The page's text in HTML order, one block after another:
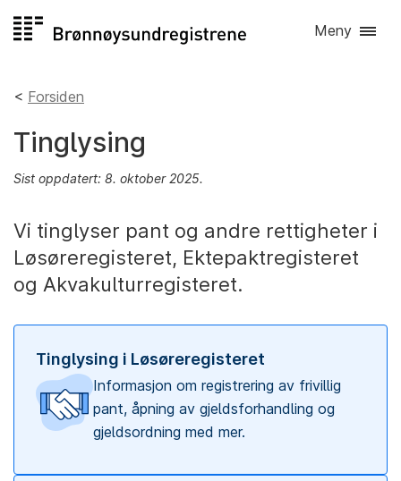
til
Meny
Forsiden
Tinglysing
Sist oppdatert: 8. oktober 2025.
Vi tinglyser pant og andre rettigheter i
Løsøreregisteret, Ektepaktregisteret
og Akvakulturregisteret.
Tinglysing i Løsøreregisteret
Informasjon om registrering av frivillig
pant, åpning av gjeldsforhandling og
gjeldsordning med mer.